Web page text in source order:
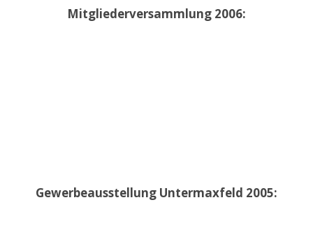
Mitgliederversammlung 2006:
Gewerbeausstellung Untermaxfeld 2005: